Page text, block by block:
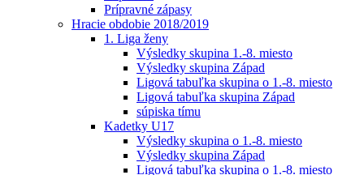
Prípravné zápasy
Hracie obdobie 2018/2019
1. Liga ženy
Výsledky skupina 1.-8. miesto
Výsledky skupina Západ
Ligová tabuľka skupina o 1.-8. miesto
Ligová tabuľka skupina Západ
súpiska tímu
Kadetky U17
Výsledky skupina o 1.-8. miesto
Výsledky skupina Západ
Ligová tabuľka skupina o 1.-8. miesto